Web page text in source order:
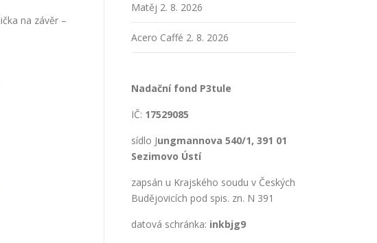
na závěr –
Matěj 2. 8. 2026
Acero Caffé 2. 8. 2026
Nadační fond P3tule
IČ: 17529085
sídlo Jungmannova 540/1, 391 01
Sezimovo Ústí
zapsán u Krajského soudu v Českých
Budějovicích pod spis. zn. N 391
datová schránka: inkbjg9